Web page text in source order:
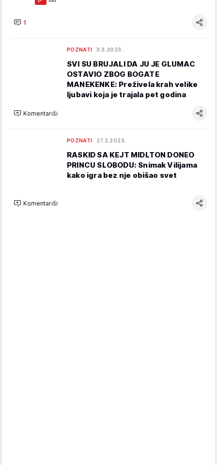
1
POZNATI 3.3.2023.
SVI SU BRUJALI DA JU JE GLUMAC
OSTAVIO ZBOG BOGATE
MANEKENKE: Preživela krah velike
ljubavi koja je trajala pet godina
Komentariši
POZNATI 27.2.2023.
RASKID SA KEJT MIDLTON DONEO
PRINCU SLOBODU: Snimak Vilijama
kako igra bez nje obišao svet
Komentariši